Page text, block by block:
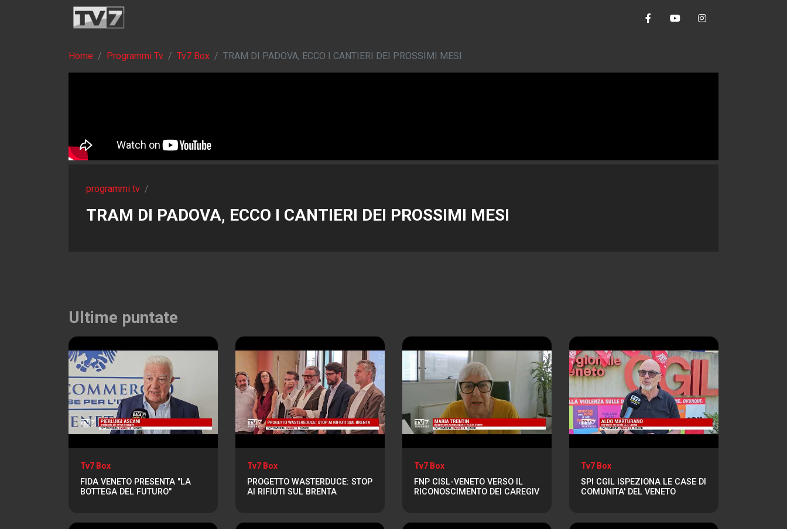
Home Programmi Tv Tv7 Box TRAM DI PADOVA, ECCO I CANTIERI DEI PROSSIMI MESI
programmi tv /
TRAM DI PADOVA, ECCO I CANTIERI DEI PROSSIMI MESI
Ultime puntate
Tv7 Box
FIDA VENETO PRESENTA "LA
BOTTEGA DEL FUTURO"
Tv7 Box
PROGETTO WASTERDUCE: STOP
AI RIFIUTI SUL BRENTA
Tv7 Box
FNP CISL-VENETO VERSO IL
RICONOSCIMENTO DEI CAREGIV
Tv7 Box
SPI CGIL ISPEZIONA LE CASE DI
COMUNITA' DEL VENETO